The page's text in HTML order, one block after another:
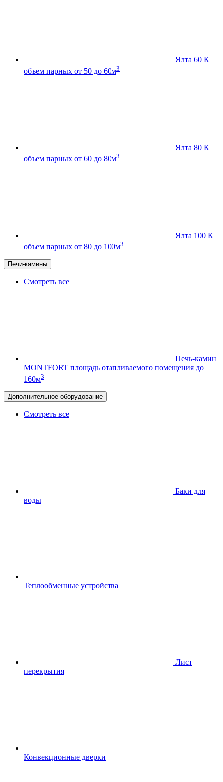
Ялта 60 К
объем парных от 50 до 60м3
Ялта 80 К
объем парных от 60 до 80м3
Ялта 100 К
объем парных от 80 до 100м3
Печи-камины
Смотреть все
Печь-камин
MONTFORT площадь отапливаемого помещения до
160м3
Дополнительное оборудование
Смотреть все
Баки для
воды
Теплообменные устройства
Лист
перекрытия
Конвекционные дверки